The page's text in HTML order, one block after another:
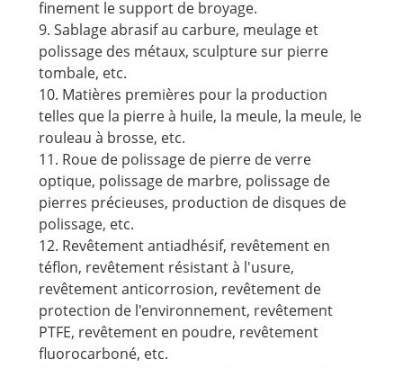
finement le support de broyage.
9. Sablage abrasif au carbure, meulage et
polissage des métaux, sculpture sur pierre
tombale, etc.
10. Matières premières pour la production
telles que la pierre à huile, la meule, la meule, le
rouleau à brosse, etc.
11. Roue de polissage de pierre de verre
optique, polissage de marbre, polissage de
pierres précieuses, production de disques de
polissage, etc.
12. Revêtement antiadhésif, revêtement en
téflon, revêtement résistant à l'usure,
revêtement anticorrosion, revêtement de
protection de l'environnement, revêtement
PTFE, revêtement en poudre, revêtement
fluorocarboné, etc.